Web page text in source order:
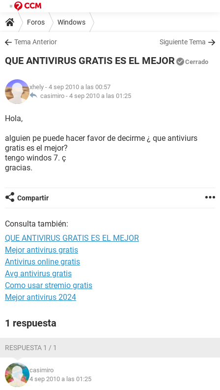
Foros Windows
Tema Anterior Siguiente Tema
QUE ANTIVIRUS GRATIS ES EL MEJOR Cerrado
xhely - 4 sep 2010 a las 00:57
casimiro - 4 sep 2010 a las 01:25
Hola,
alguien pe puede hacer favor de decirme ¿ que antiviurs
gratis es el mejor?
tengo windos 7. ç
gracias.
Compartir
Consulta también:
QUE ANTIVIRUS GRATIS ES EL MEJOR
Mejor antivirus gratis
Antivirus online gratis
Avg antivirus gratis
Como usar stremio gratis
Mejor antivirus 2024
1 respuesta
RESPUESTA 1 / 1
casimiro
4 sep 2010 a las 01:25